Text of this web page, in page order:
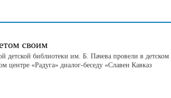
своим
детской библиотеки им. Б. Пачева провели в детском
центре «Радуга» диалог-беседу «Славен Кавказ